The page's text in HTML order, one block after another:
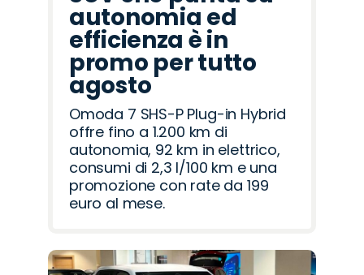
autonomia ed
efficienza è in
promo per tutto
agosto
Omoda 7 SHS-P Plug-in Hybrid
offre fino a 1.200 km di
autonomia, 92 km in elettrico,
consumi di 2,3 l/100 km e una
promozione con rate da 199
euro al mese.